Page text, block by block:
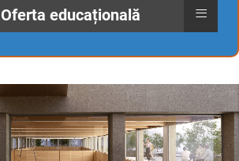
Oferta educațională ≡